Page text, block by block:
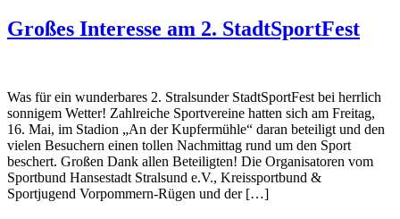
Großes Interesse am 2. StadtSportFest
Was für ein wunderbares 2. Stralsunder StadtSportFest bei herrlich
sonnigem Wetter! Zahlreiche Sportvereine hatten sich am Freitag,
16. Mai, im Stadion „An der Kupfermühle“ daran beteiligt und den
vielen Besuchern einen tollen Nachmittag rund um den Sport
beschert. Großen Dank allen Beteiligten! Die Organisatoren vom
Sportbund Hansestadt Stralsund e.V., Kreissportbund &
Sportjugend Vorpommern-Rügen und der […]